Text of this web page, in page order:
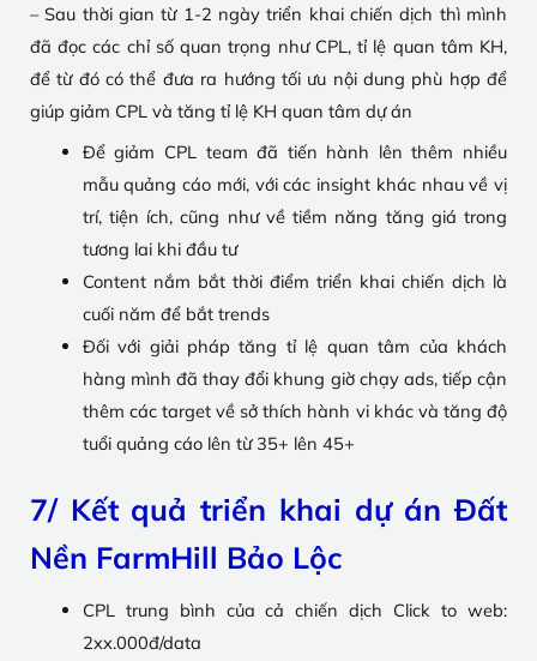
– Sau thời gian từ 1-2 ngày triển khai chiến dịch thì mình
đã đọc các chỉ số quan trọng như CPL, tỉ lệ quan tâm KH,
để từ đó có thể đưa ra hướng tối ưu nội dung phù hợp để
giúp giảm CPL và tăng tỉ lệ KH quan tâm dự án
Để giảm CPL team đã tiến hành lên thêm nhiều
mẫu quảng cáo mới, với các insight khác nhau về vị
trí, tiện ích, cũng như về tiềm năng tăng giá trong
tương lai khi đầu tư
Content nắm bắt thời điểm triển khai chiến dịch là
cuối năm để bắt trends
Đối với giải pháp tăng tỉ lệ quan tâm của khách
hàng mình đã thay đổi khung giờ chạy ads, tiếp cận
thêm các target về sở thích hành vi khác và tăng độ
tuổi quảng cáo lên từ 35+ lên 45+
7/ Kết quả triển khai dự án Đất
Nền FarmHill Bảo Lộc
CPL trung bình của cả chiến dịch Click to web:
2xx.000đ/data